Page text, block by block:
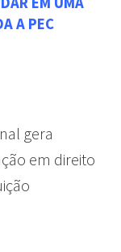
A PEC
gera
em direito